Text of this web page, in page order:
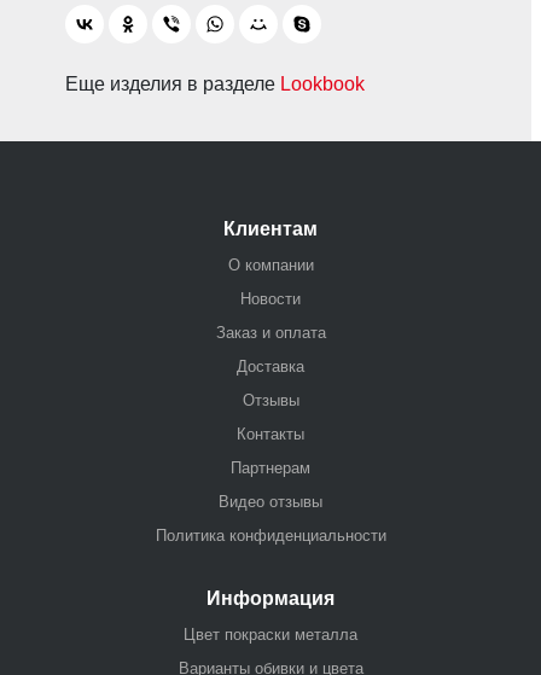
Еще изделия в разделе Lookbook
Клиентам
О компании
Новости
Заказ и оплата
Доставка
Отзывы
Контакты
Партнерам
Видео отзывы
Политика конфиденциальности
Информация
Цвет покраски металла
Варианты обивки и цвета